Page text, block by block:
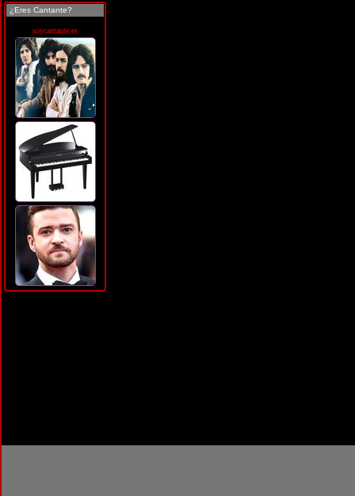
¿Eres Cantante?
soycantante.es